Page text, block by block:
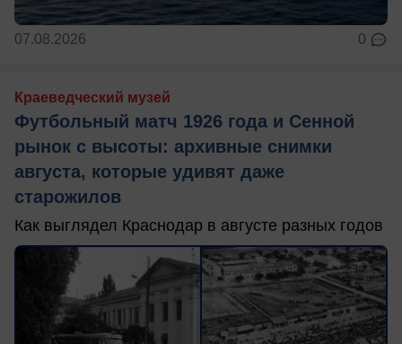
07.08.2026 0
Краеведческий музей
Футбольный матч 1926 года и Сенной
рынок с высоты: архивные снимки
августа, которые удивят даже
старожилов
Как выглядел Краснодар в августе разных годов